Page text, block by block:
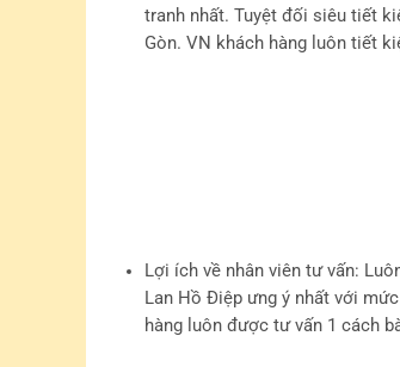
tranh nhất. Tuyệt đối siêu tiết
Gòn. VN khách hàng luôn tiết
Lợi ích về nhân viên tư vấn:
Lan Hồ Điệp ưng ý nhất với
hàng luôn được tư vấn 1 cách